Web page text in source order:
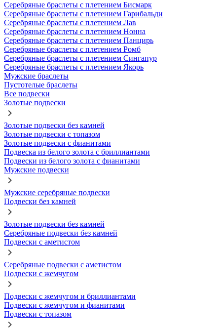
Серебряные браслеты с плетением Бисмарк
Серебряные браслеты с плетением Гарибальди
Серебряные браслеты с плетением Лав
Серебряные браслеты с плетением Нонна
Серебряные браслеты с плетением Панцирь
Серебряные браслеты с плетением Ромб
Серебряные браслеты с плетением Сингапур
Серебряные браслеты с плетением Якорь
Мужские браслеты
Пустотелые браслеты
Все подвески
Золотые подвески
Золотые подвески без камней
Золотые подвески с топазом
Золотые подвески с фианитами
Подвеска из белого золота с бриллиантами
Подвески из белого золота с фианитами
Мужские подвески
Мужские серебряные подвески
Подвески без камней
Золотые подвески без камней
Серебряные подвески без камней
Подвески с аметистом
Серебряные подвески с аметистом
Подвески с жемчугом
Подвески с жемчугом и бриллиантами
Подвески с жемчугом и фианитами
Подвески с топазом